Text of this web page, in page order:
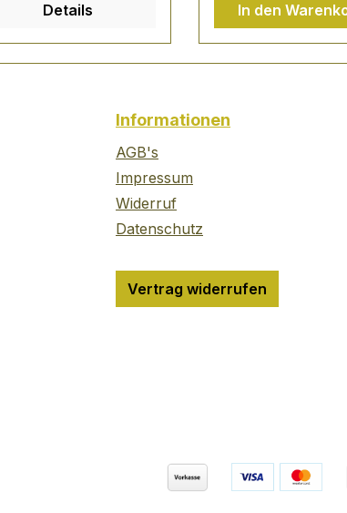
vies der Grande und
Champagne kreiert
- in edler
Details
Platzgründen eine
Verlagerung der
Produktion nach
Entwicklungszeit mit
Zeit, Liebe und
Wacholderbeeren
an. Die
In den
Informationen
AGB's
Impressum
Widerruf
Datenschutz
Vertrag widerrufen